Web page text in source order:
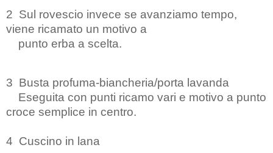
2 Sul rovescio invece se avanziamo tempo,
viene ricamato un motivo a
punto erba a scelta.
3 Busta profuma-biancheria/porta lavanda
Eseguita con punti ricamo vari e motivo a punto
croce semplice in centro.
4 Cuscino in lana